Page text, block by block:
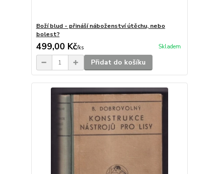
Boží blud - přináší náboženství útěchu, nebo
bolest?
499,00 Kč/ks Skladem
Přidat do košíku